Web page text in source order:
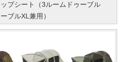
プシート（3ルームドゥーブル
ブルXL兼用）